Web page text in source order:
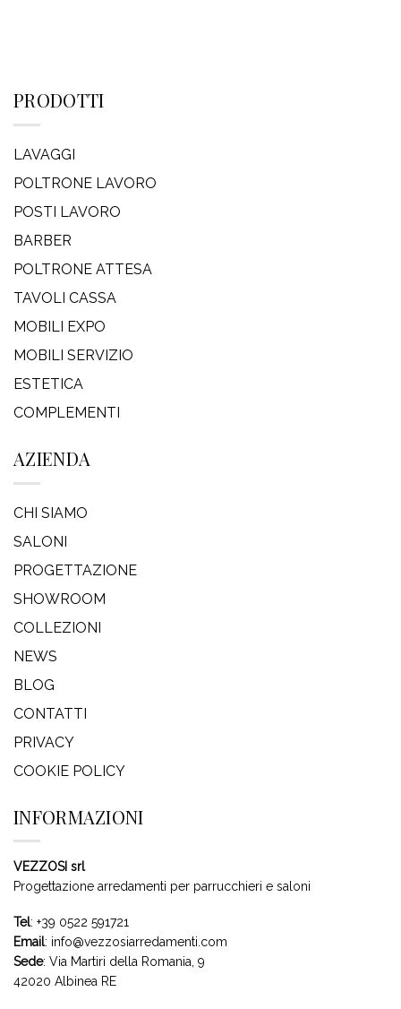
PRODOTTI
LAVAGGI
POLTRONE LAVORO
POSTI LAVORO
BARBER
POLTRONE ATTESA
TAVOLI CASSA
MOBILI EXPO
MOBILI SERVIZIO
ESTETICA
COMPLEMENTI
AZIENDA
CHI SIAMO
SALONI
PROGETTAZIONE
SHOWROOM
COLLEZIONI
NEWS
BLOG
CONTATTI
PRIVACY
COOKIE POLICY
INFORMAZIONI
VEZZOSI srl
Progettazione arredamenti per parrucchieri e saloni
Tel: +39 0522 591721
Email: info@vezzosiarredamenti.com
Sede: Via Martiri della Romania, 9
42020 Albinea RE